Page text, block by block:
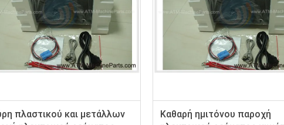
σύνδεση UPS
Σειρά 3 φάση σε απευθείας